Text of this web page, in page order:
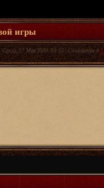
игры
Среда, 27 Мая 2009, 03:05 | Сообщение #1